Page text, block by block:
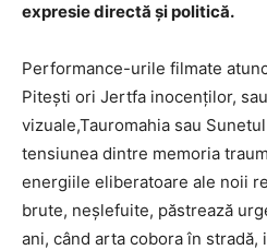
expresie directă și politică.
Performance-urile filmate
Pitești ori Jertfa inocenților,
vizuale,Tauromahia sau
tensiunea dintre memoria
energiile eliberatoare ale noii
brute, neșlefuite, păstrează
ani, când arta cobora în